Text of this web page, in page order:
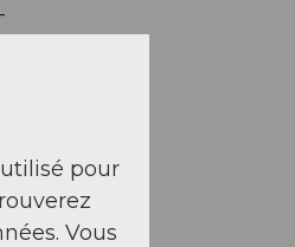
pour
Vous